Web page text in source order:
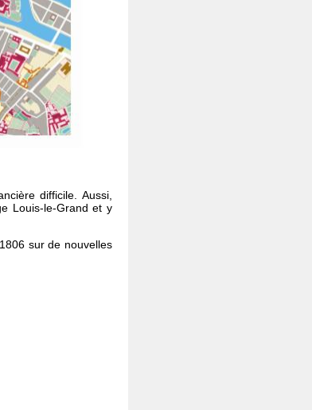
difficile. Aussi,
Louis-le-Grand et y
sur de nouvelles